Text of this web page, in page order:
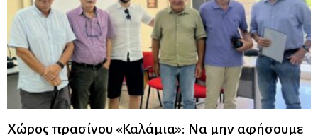
Χώρος πρασίνου «Καλάμια»: Να μην αφήσουμε